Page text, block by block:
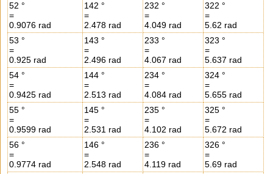
52 °
=
0.9076 rad
142 °
=
2.478 rad
232 °
=
4.049 rad
322 °
=
5.62 rad
53 °
=
0.925 rad
143 °
=
2.496 rad
233 °
=
4.067 rad
323 °
=
5.637 rad
54 °
=
0.9425 rad
144 °
=
2.513 rad
234 °
=
4.084 rad
324 °
=
5.655 rad
55 °
=
0.9599 rad
145 °
=
2.531 rad
235 °
=
4.102 rad
325 °
=
5.672 rad
56 °
=
0.9774 rad
146 °
=
2.548 rad
236 °
=
4.119 rad
326 °
=
5.69 rad